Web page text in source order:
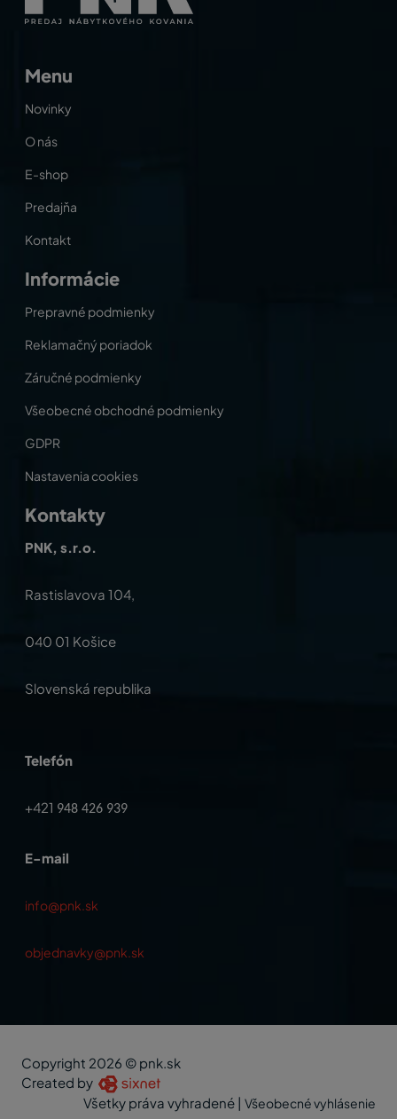
Menu
Novinky
O nás
E-shop
Predajňa
Kontakt
Informácie
Prepravné podmienky
Reklamačný poriadok
Záručné podmienky
Všeobecné obchodné podmienky
GDPR
Nastavenia cookies
Kontakty
PNK, s.r.o.
Rastislavova 104,
040 01 Košice
Slovenská republika
Telefón
+421 948 426 939
E-mail
info@pnk.sk
objednavky@pnk.sk
Copyright 2026 © pnk.sk
Created by
Všetky práva vyhradené | Všeobecné vyhlásenie